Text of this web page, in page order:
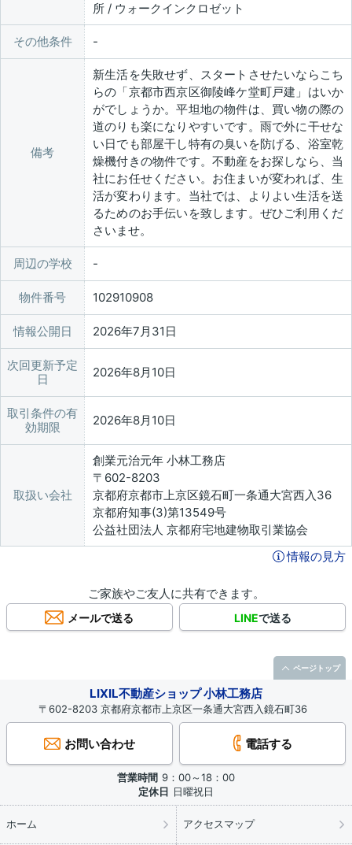
所 / ウォークインクロゼット
その他条件
備考
新生活を失敗せず、スタートさせたいならこち
らの「京都市西京区御陵峰ケ堂町戸建」はいか
がでしょうか。平坦地の物件は、買い物の際の
道のりも楽になりやすいです。雨で外に干せな
い日でも部屋干し特有の臭いを防げる、浴室乾
燥機付きの物件です。不動産をお探しなら、当
社にお任せください。お住まいが変われば、生
活が変わります。当社では、よりよい生活を送
るためのお手伝いを致します。ぜひご利用くだ
さいませ。
周辺の学校
物件番号 102910908
情報公開日 2026年7月31日
次回更新予定
日
2026年8月10日
取引条件の有
効期限
2026年8月10日
取扱い会社
創業元治元年 小林工務店
〒602-8203
京都府京都市上京区鏡石町一条通大宮西入36
京都府知事(3)第13549号
公益社団法人 京都府宅地建物取引業協会
情報の見方
ご家族やご友人に共有できます。
メールで送る LINEで送る
LIXIL不動産ショップ 小林工務店
〒602-8203 京都府京都市上京区一条通大宮西入鏡石町36
お問い合わせ 電話する
営業時間 9：00～18：00
定休日 日曜祝日
ホーム アクセスマップ
ページトップ